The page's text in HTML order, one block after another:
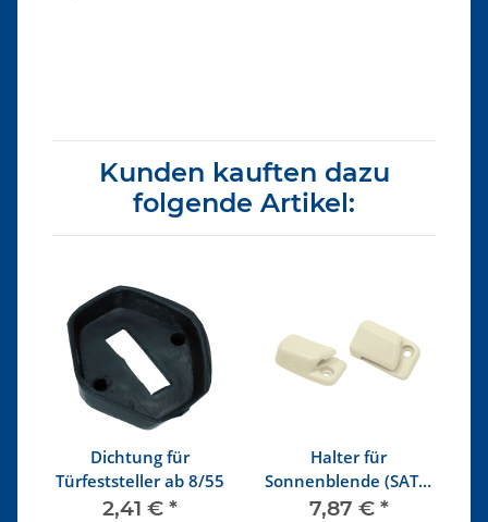
Kunden kauften dazu
folgende Artikel:
Dichtung für
Türfeststeller ab 8/55
2,41 € *
Halter für
Sonnenblende (SATZ)
ab 8/67, weiss
7,87 € *